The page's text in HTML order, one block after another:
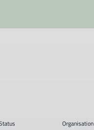
Organisation